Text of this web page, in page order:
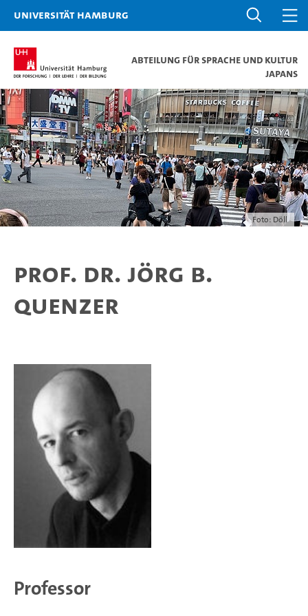
Universität Hamburg
Abteilung für Sprache und Kultur
Japans
Foto: Döll
Prof. Dr. Jörg B.
Quenzer
Professor